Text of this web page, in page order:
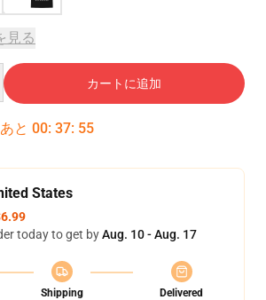
見る
カートに追加
と 00: 37: 54
States
today to get byAug. 10 - Aug. 17
Shipping
Delivered